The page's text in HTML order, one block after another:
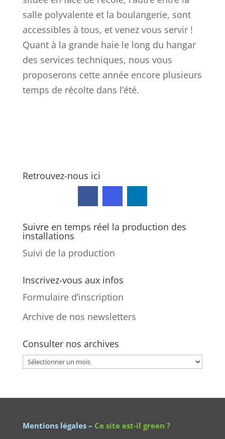
salle polyvalente et la boulangerie, sont
accessibles à tous, et venez vous servir !
Quant à la grande haie le long du hangar
des services techniques, nous vous
proposerons cette année encore plusieurs
temps de récolte dans l’été.
Retrouvez-nous ici
Suivre en temps réel la production des
installations
Suivi de la production
Inscrivez-vous aux infos
Formulaire d’inscription
Archive de nos newsletters
Consulter nos archives
Consulter
Mentions légales– Ce site est-il green ?